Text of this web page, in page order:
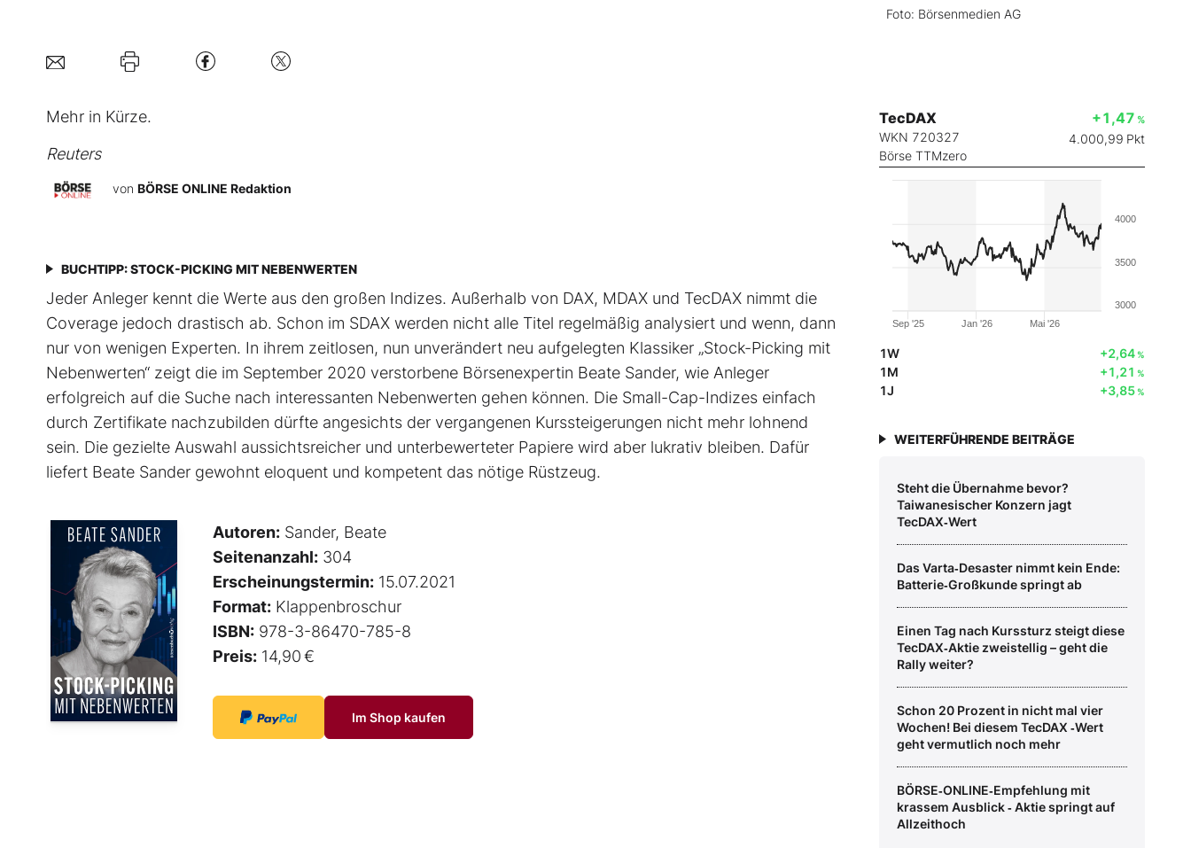
Foto: Börsenmedien AG
Mehr in Kürze.
Reuters
von BÖRSE ONLINE Redaktion
BUCHTIPP: STOCK-PICKING MIT NEBENWERTEN
Jeder Anleger kennt die Werte aus den großen Indizes. Außerhalb von DAX, MDAX und TecDAX nimmt die
Coverage jedoch drastisch ab. Schon im SDAX werden nicht alle Titel regel­mäßig analysiert und wenn, dann
nur von wenigen Experten. In ihrem zeitlosen, nun unverändert neu aufgelegten Klassiker „Stock-Picking mit
Nebenwerten“ zeigt die im September 2020 verstorbene Börsenexpertin Beate Sander, wie Anleger
erfolgreich auf die Suche nach interessanten Nebenwerten gehen können. Die Small-Cap-Indizes einfach
durch Zertifikate nachzubilden dürfte angesichts der vergangenen Kurssteiger­ungen nicht mehr lohnend
sein. Die gezielte Auswahl aussichtsreicher und unterbewerteter Papiere wird aber lukrativ bleiben. Dafür
liefert Beate Sander gewohnt eloquent und kompetent das nötige Rüstzeug.
Autoren: Sander, Beate
Seitenanzahl: 304
Erscheinungstermin: 15.07.2021
Format: Klappenbroschur
ISBN: 978-3-86470-785-8
Preis: 14,90 €
Im Shop kaufen
TecDAX
WKN 720327
Börse TTMzero
+1,47 %
4.000,99 Pkt
Jan '26
Sep '25 Mai '26
3000
3500
4000
1W +2,64%
1M +1,21 %
1J +3,85%
WEITERFÜHRENDE BEITRÄGE
Steht die Übernahme bevor?
Taiwanesischer Konzern jagt
TecDAX‑Wert
Das Varta‑Desaster nimmt kein Ende:
Batterie‑Großkunde springt ab
Einen Tag nach Kurssturz steigt diese
TecDAX‑Aktie zweistellig – geht die
Rally weiter?
Schon 20 Prozent in nicht mal vier
Wochen! Bei diesem TecDAX ‑Wert
geht vermutlich noch mehr
BÖRSE‑ONLINE‑Empfehlung mit
krassem Ausblick ‑ Aktie springt auf
Allzeithoch